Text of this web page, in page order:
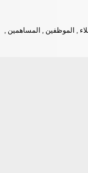
, الموظفين , المساهمين ,